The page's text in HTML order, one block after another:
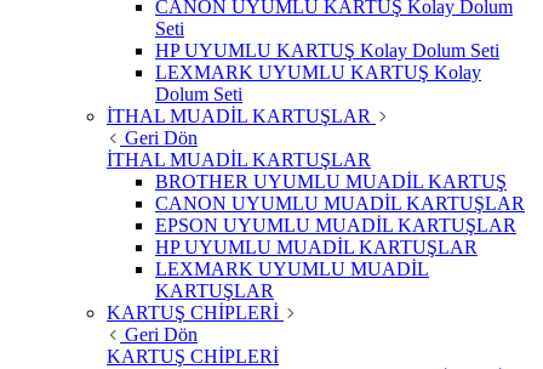
CANON UYUMLU KARTUŞ Kolay Dolum
Seti
HP UYUMLU KARTUŞ Kolay Dolum Seti
LEXMARK UYUMLU KARTUŞ Kolay
Dolum Seti
İTHAL MUADİL KARTUŞLAR
Geri Dön
İTHAL MUADİL KARTUŞLAR
BROTHER UYUMLU MUADİL KARTUŞ
CANON UYUMLU MUADİL KARTUŞLAR
EPSON UYUMLU MUADİL KARTUŞLAR
HP UYUMLU MUADİL KARTUŞLAR
LEXMARK UYUMLU MUADİL
KARTUŞLAR
KARTUŞ CHİPLERİ
Geri Dön
KARTUŞ CHİPLERİ